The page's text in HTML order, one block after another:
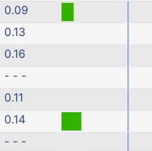
0.09
0.13
0.16
- - -
0.11
0.14
- - -